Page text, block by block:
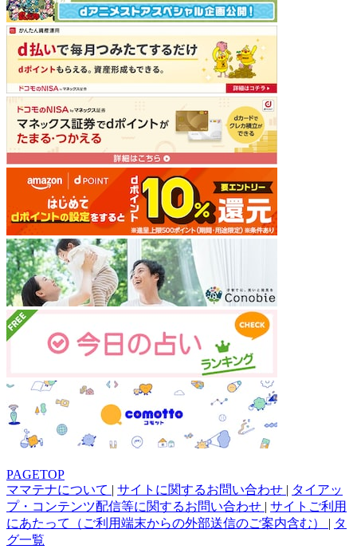
PAGETOP
ママテナについて | サイトに関するお問い合わせ | タイアッ
プ・コンテンツ配信等に関するお問い合わせ | サイトご利用
にあたって（ご利用端末からの外部送信のご案内含む） | タ
グ一覧